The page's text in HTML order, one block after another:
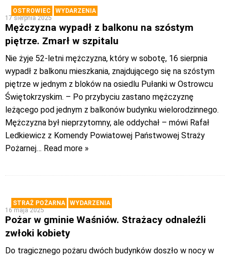
OSTROWIEC
WYDARZENIA
17 sierpnia 2025
Mężczyzna wypadł z balkonu na szóstym
piętrze. Zmarł w szpitalu
Nie żyje 52-letni mężczyzna, który w sobotę, 16 sierpnia
wypadł z balkonu mieszkania, znajdującego się na szóstym
piętrze w jednym z bloków na osiedlu Pułanki w Ostrowcu
Świętokrzyskim. – Po przybyciu zastano mężczyznę
leżącego pod jednym z balkonów budynku wielorodzinnego.
Mężczyzna był nieprzytomny, ale oddychał – mówi Rafał
Ledkiewicz z Komendy Powiatowej Państwowej Straży
Pożarnej… Read more »
STRAŻ POŻARNA
WYDARZENIA
16 maja 2025
Pożar w gminie Waśniów. Strażacy odnaleźli
zwłoki kobiety
Do tragicznego pożaru dwóch budynków doszło w nocy w